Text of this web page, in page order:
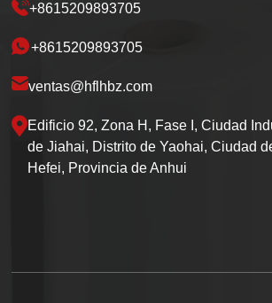
+8615209893705
+8615209893705
ventas@hflhbz.com
Edificio 92, Zona H, Fase I, Ciudad
de Jiahai, Distrito de Yaohai, Ciudad
Hefei, Provincia de Anhui